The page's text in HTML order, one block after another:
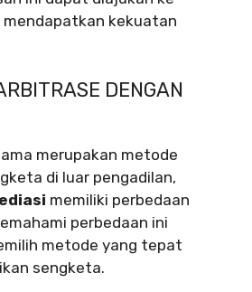
kekuatan
DENGAN
merupakan metode
di luar pengadilan,
memiliki perbedaan
perbedaan ini
metode yang tepat
sengketa.